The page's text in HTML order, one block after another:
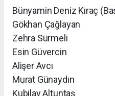
Bünyamin Deniz Kıraç
Gökhan Çağlayan
Zehra Sürmeli
Esin Güvercin
Alişer Avcı
Murat Günaydın
Kubilay Altuntaş